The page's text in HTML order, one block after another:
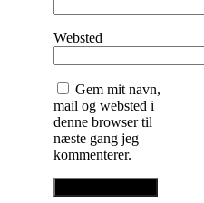
Websted
Gem mit navn,
mail og websted i
denne browser til
næste gang jeg
kommenterer.